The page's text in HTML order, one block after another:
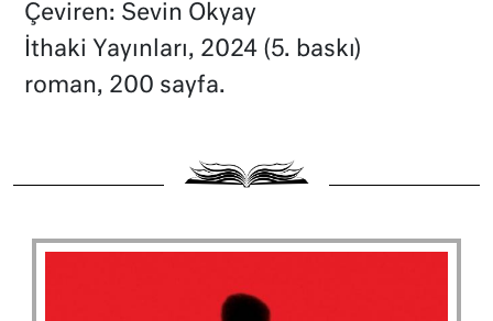
Çeviren: Sevin Okyay
İthaki Yayınları, 2024 (5. baskı)
roman, 200 sayfa.